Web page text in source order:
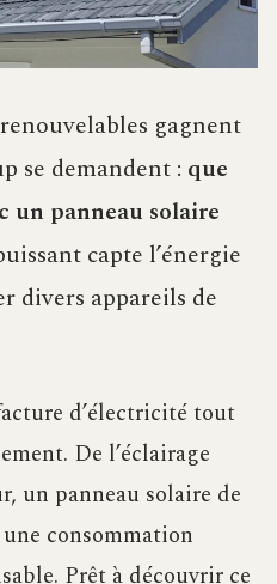
gagnent
se demandent : que
un panneau solaire
capte l’énergie
divers appareils de
d’électricité tout
De l’éclairage
un panneau solaire de
consommation
Prêt à découvrir ce